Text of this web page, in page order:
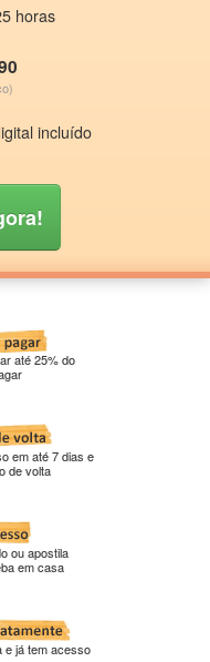
horas
incluído
até 25% do
em até 7 dias e
de volta
ou apostila
em casa
e já tem acesso